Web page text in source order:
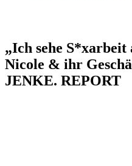
„Ich sehe
Nicole & ihr
JENKE. REPORT